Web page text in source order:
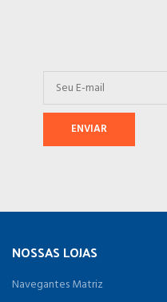
NOSSAS LOJAS
Navegantes Matriz